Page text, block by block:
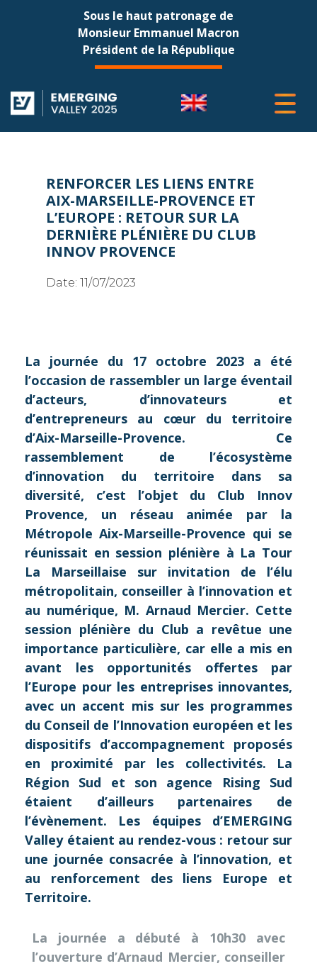
Sous le haut patronage de
Monsieur Emmanuel Macron
Président de la République
RENFORCER LES LIENS ENTRE
AIX-MARSEILLE-PROVENCE ET
L’EUROPE : RETOUR SUR LA
DERNIÈRE PLÉNIÈRE DU CLUB
INNOV PROVENCE
Date: 11/07/2023
La journée du 17 octobre 2023 a été
l’occasion de rassembler un large éventail
d’acteurs, d’innovateurs et
d’entrepreneurs au cœur du territoire
d’Aix-Marseille-Provence. Ce
rassemblement de l’écosystème
d’innovation du territoire dans sa
diversité, c’est l’objet du Club Innov
Provence, un réseau animée par la
Métropole Aix-Marseille-Provence qui se
réunissait en session plénière à La Tour
La Marseillaise sur invitation de l’élu
métropolitain, conseiller à l’innovation et
au numérique, M. Arnaud Mercier. Cette
session plénière du Club a revêtue une
importance particulière, car elle a mis en
avant les opportunités offertes par
l’Europe pour les entreprises innovantes,
avec un accent mis sur les programmes
du Conseil de l’Innovation européen et les
dispositifs d’accompagnement proposés
en proximité par les collectivités. La
Région Sud et son agence Rising Sud
étaient d’ailleurs partenaires de
l’évènement. Les équipes d’EMERGING
Valley étaient au rendez-vous : retour sur
une journée consacrée à l’innovation, et
au renforcement des liens Europe et
Territoire.
La journée a débuté à 10h30 avec
l’ouverture d’Arnaud Mercier, conseiller